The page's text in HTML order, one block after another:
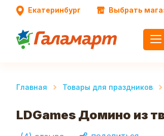
Екатеринбург Выбрать
Главная Товары для праздников
LDGames Домино из